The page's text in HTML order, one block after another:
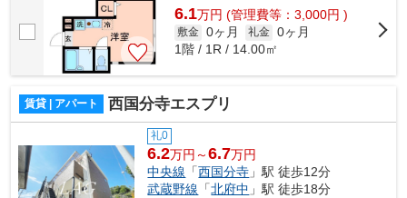
6.1万円 (管理費等：3,000円 )
敷金 0ヶ月 礼金 0ヶ月
1階 / 1R / 14.00㎡
賃貸 | アパート 西国分寺エスプリ
礼0
6.2万円～6.7万円
中央線 「西国分寺 」駅 徒歩12分
武蔵野線 「北府中 」駅 徒歩18分